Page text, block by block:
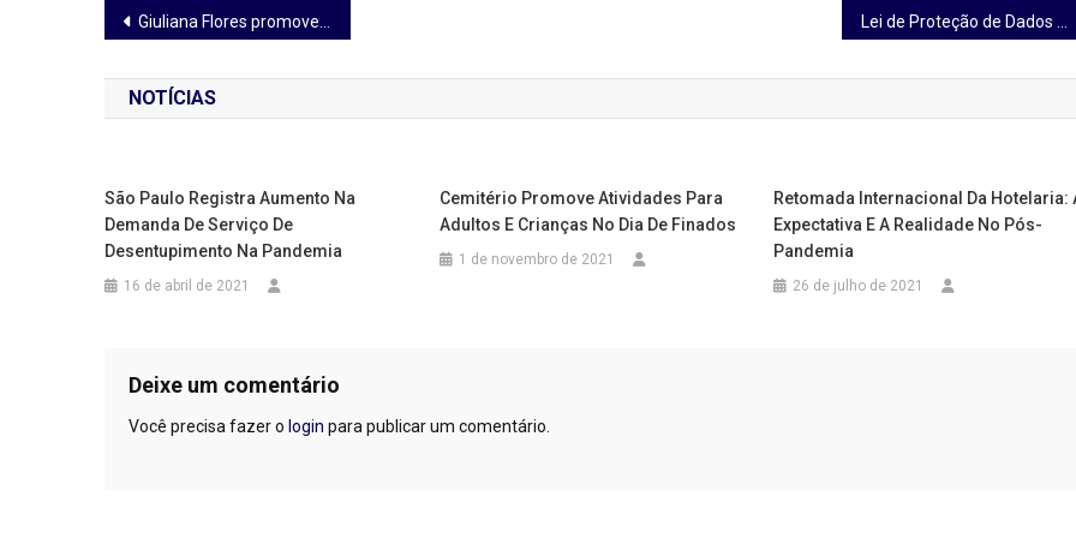
Navegação
de
Post
Giuliana Flores promove duas ações especiais em novembro Lei de Proteção de Dados Pessoais já está valendo, mas ainda há tempo para se adequar antes de sanções
NOTÍCIAS
São Paulo Registra Aumento Na
Demanda De Serviço De
Desentupimento Na Pandemia
16 de abril de 2021
Cemitério Promove Atividades Para
Adultos E Crianças No Dia De Finados
1 de novembro de 2021
Retomada Internacional Da Hotelaria:
Expectativa E A Realidade No Pós-
Pandemia
26 de julho de 2021
Deixe um comentário
Você precisa fazer o login para publicar um comentário.